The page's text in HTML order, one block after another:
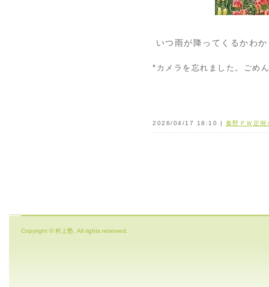
いつ雨が降ってくるかわ
*カメラを忘れました。ごめ
2026/04/17 18:10 | 秦野ＰＷ定例
Copyright © 村上塾. All rights reserved.